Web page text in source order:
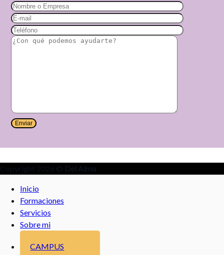
Copyright 2026 © Del Alma
Inicio
Formaciones
Servicios
Sobre mi
CAMPUS